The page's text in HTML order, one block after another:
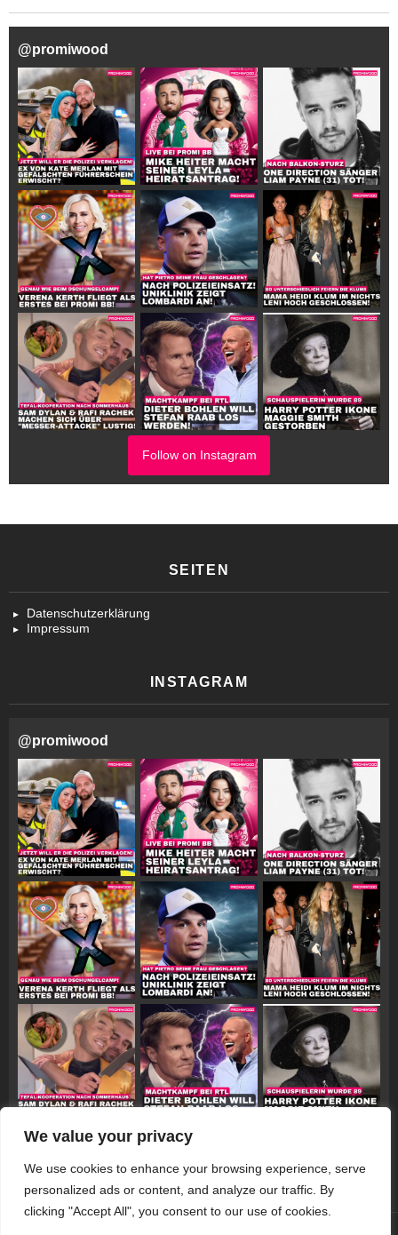
We value your privacy
We use cookies to enhance your browsing experience, serve
personalized ads or content, and analyze our traffic. By
clicking "Accept All", you consent to our use of cookies.
@promiwood
Follow on Instagram
SEITEN
Datenschutzerklärung
Impressum
INSTAGRAM
@promiwood
Follow on Instagram